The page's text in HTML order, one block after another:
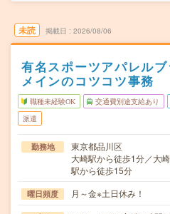
未読 掲載日 2026/08/06
有名スポーツアパレル
メインのコツコツ事務
職種未経験OK 交通費別途支給あり
派遣
勤務地
東京都品川区
大崎駅から徒歩1分／大
駅から徒歩15分
曜日頻度 月～金※土日休み！